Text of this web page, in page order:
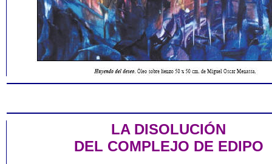
LA DISOLUCIÓN
DEL COMPLEJO DE EDIPO